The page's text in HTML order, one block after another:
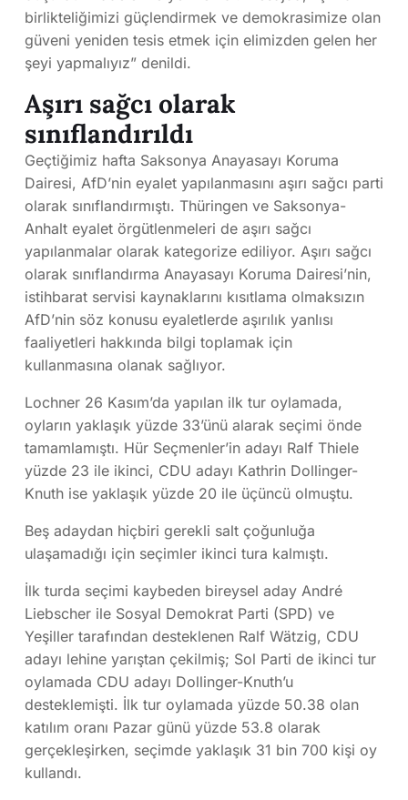
birlikteliğimizi güçlendirmek ve demokrasimize olan
güveni yeniden tesis etmek için elimizden gelen her
şeyi yapmalıyız” denildi.
Aşırı sağcı olarak
sınıflandırıldı
Geçtiğimiz hafta Saksonya Anayasayı Koruma
Dairesi, AfD’nin eyalet yapılanmasını aşırı sağcı parti
olarak sınıflandırmıştı. Thüringen ve Saksonya-
Anhalt eyalet örgütlenmeleri de aşırı sağcı
yapılanmalar olarak kategorize ediliyor. Aşırı sağcı
olarak sınıflandırma Anayasayı Koruma Dairesi’nin,
istihbarat servisi kaynaklarını kısıtlama olmaksızın
AfD’nin söz konusu eyaletlerde aşırılık yanlısı
faaliyetleri hakkında bilgi toplamak için
kullanmasına olanak sağlıyor.
Lochner 26 Kasım’da yapılan ilk tur oylamada,
oyların yaklaşık yüzde 33’ünü alarak seçimi önde
tamamlamıştı. Hür Seçmenler’in adayı Ralf Thiele
yüzde 23 ile ikinci, CDU adayı Kathrin Dollinger-
Knuth ise yaklaşık yüzde 20 ile üçüncü olmuştu.
Beş adaydan hiçbiri gerekli salt çoğunluğa
ulaşamadığı için seçimler ikinci tura kalmıştı.
İlk turda seçimi kaybeden bireysel aday André
Liebscher ile Sosyal Demokrat Parti (SPD) ve
Yeşiller tarafından desteklenen Ralf Wätzig, CDU
adayı lehine yarıştan çekilmiş; Sol Parti de ikinci tur
oylamada CDU adayı Dollinger-Knuth’u
desteklemişti. İlk tur oylamada yüzde 50.38 olan
katılım oranı Pazar günü yüzde 53.8 olarak
gerçekleşirken, seçimde yaklaşık 31 bin 700 kişi oy
kullandı.